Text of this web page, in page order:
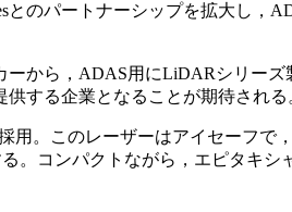
とのパートナーシップを拡大し
から，ADAS用にLiDARシリー
する企業となることが期待される
用。このレーザーはアイセーフ
。コンパクトながら，エピタキ